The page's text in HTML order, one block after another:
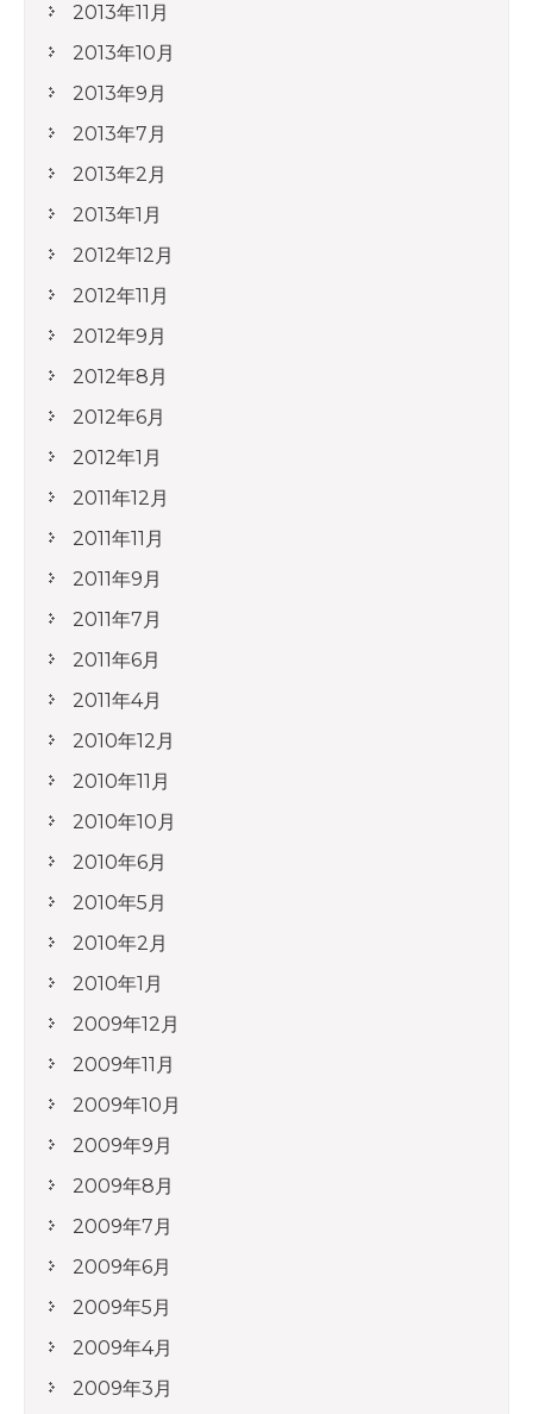
2013年11月
2013年10月
2013年9月
2013年7月
2013年2月
2013年1月
2012年12月
2012年11月
2012年9月
2012年8月
2012年6月
2012年1月
2011年12月
2011年11月
2011年9月
2011年7月
2011年6月
2011年4月
2010年12月
2010年11月
2010年10月
2010年6月
2010年5月
2010年2月
2010年1月
2009年12月
2009年11月
2009年10月
2009年9月
2009年8月
2009年7月
2009年6月
2009年5月
2009年4月
2009年3月